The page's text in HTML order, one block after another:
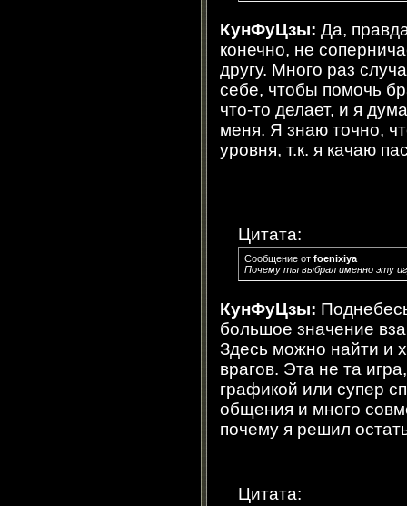
КунФуЦзы: Да,
конечно, не
другу. Много раз
себе, чтобы помочь
что-то делает, и я
меня. Я знаю точно,
уровня, т.к. я качаю
Цитата:
Сообщение от foenixiya
Почему ты выбрал именно эту
КунФуЦзы:
большое значение
Здесь можно найти и
врагов. Эта не та
графикой или супер
общения и много
почему я решил
Цитата: